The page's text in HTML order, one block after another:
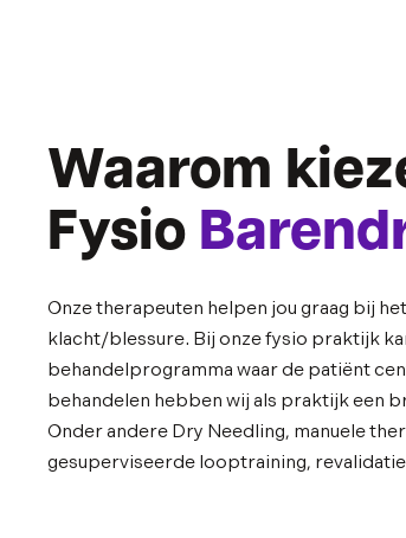
Waarom
Fysio
Onze therapeuten helpen jou graag bij
klacht/blessure. Bij onze fysio praktijk
behandelprogramma waar de patiënt
behandelen hebben wij als praktijk een
Onder andere Dry Needling, manuele
gesuperviseerde looptraining,